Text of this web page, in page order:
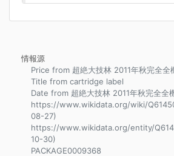
情報源
Price from 超絶大技林 2011年秋完全全
Title from cartridge label
Date from 超絶大技林 2011年秋完全全
https://www.wikidata.org/wiki/
08-27)
https://www.wikidata.org/entity/
10-30)
PACKAGE0009368